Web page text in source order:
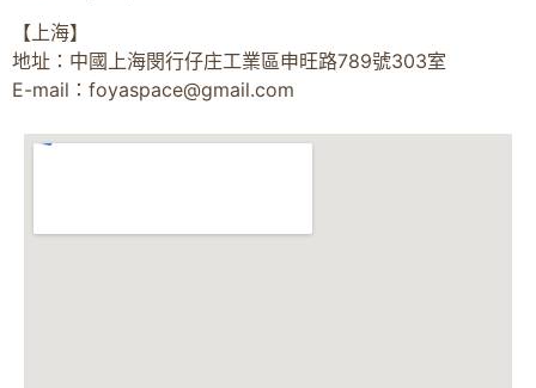
【上海】
地址：中國上海閔行仔庄工業區申旺路789號303室
E-mail： foyaspace@gmail.com